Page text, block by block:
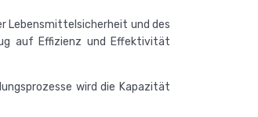
Lebensmittelsicherheit und des
auf Effizienz und Effektivität
wird die Kapazität